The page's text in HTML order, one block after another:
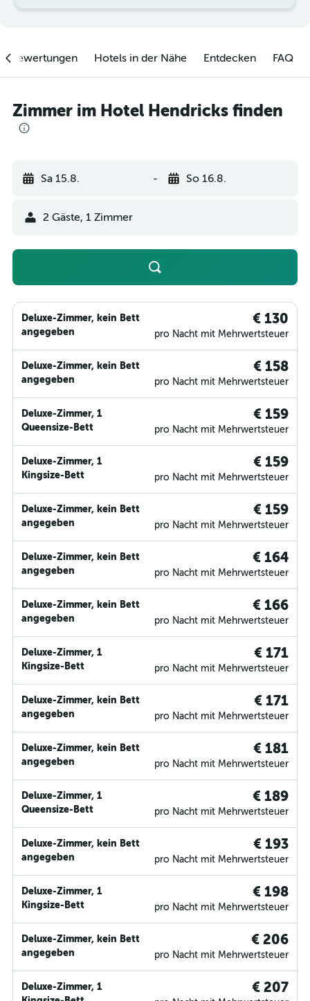
Hotels in der Nähe Entdecken FAQ
Zimmer im Hotel Hendricks finden
Sa 15.8. - So 16.8.
2 Gäste, 1 Zimmer
Deluxe-Zimmer, kein Bett
angegeben
€ 130
pro Nacht mit Mehrwertsteuer
Deluxe-Zimmer, kein Bett
angegeben
€ 158
pro Nacht mit Mehrwertsteuer
Deluxe-Zimmer, 1
Queensize-Bett
€ 159
pro Nacht mit Mehrwertsteuer
Deluxe-Zimmer, 1
Kingsize-Bett
€ 159
pro Nacht mit Mehrwertsteuer
Deluxe-Zimmer, kein Bett
angegeben
€ 159
pro Nacht mit Mehrwertsteuer
Deluxe-Zimmer, kein Bett
angegeben
€ 164
pro Nacht mit Mehrwertsteuer
Deluxe-Zimmer, kein Bett
angegeben
€ 166
pro Nacht mit Mehrwertsteuer
Deluxe-Zimmer, 1
Kingsize-Bett
€ 171
pro Nacht mit Mehrwertsteuer
Deluxe-Zimmer, kein Bett
angegeben
€ 171
pro Nacht mit Mehrwertsteuer
Deluxe-Zimmer, kein Bett
angegeben
€ 181
pro Nacht mit Mehrwertsteuer
Deluxe-Zimmer, 1
Queensize-Bett
€ 189
pro Nacht mit Mehrwertsteuer
Deluxe-Zimmer, kein Bett
angegeben
€ 193
pro Nacht mit Mehrwertsteuer
Deluxe-Zimmer, 1
Kingsize-Bett
€ 198
pro Nacht mit Mehrwertsteuer
Deluxe-Zimmer, kein Bett
angegeben
€ 206
pro Nacht mit Mehrwertsteuer
Deluxe-Zimmer, 1
€ 207